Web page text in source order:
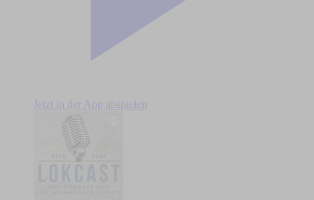
Jetzt in der App abspielen